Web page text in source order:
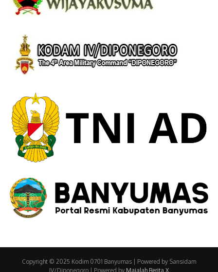
Copyright © 2025 Kodim 0701 Banyumas | Powered by Sansidam
IV/Diponegoro | Powered by Majalah Berita X